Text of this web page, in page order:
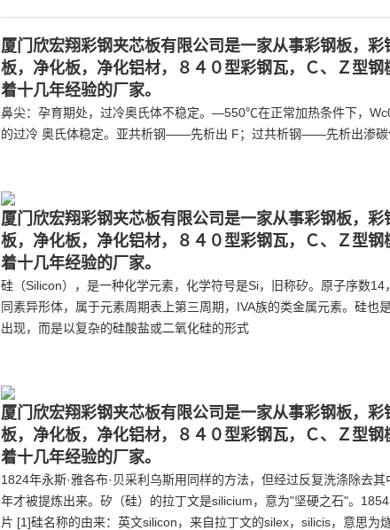
厦门欣宏翔彩钢夹芯板有限公司是一家从事彩钢板，
板，净化板，净化铝材，８４０型彩钢瓦，Ｃ、Ｚ型
着十几年经验的厂家。
鼻尖：孕育期处，过冷奥氏体不稳定。—550℃在正常加热条件下，
的过冷 奥氏体稳定。亚共析钢——先析出 F；过共析钢——先析出渗碳
厦门欣宏翔彩钢夹芯板有限公司是一家从事彩钢板，
板，净化板，净化铝材，８４０型彩钢瓦，Ｃ、Ｚ型
着十几年经验的厂家。
硅（Silicon），是一种化学元素，化学符号是Si，旧称矽。原子序数
同素异形体，属于元素周期表上第三周期，IVA族的类金属元素。硅
出现，而是以复杂的硅酸盐或二氧化硅的形式
厦门欣宏翔彩钢夹芯板有限公司是一家从事彩钢板，
板，净化板，净化铝材，８４０型彩钢瓦，Ｃ、Ｚ型
着十几年经验的厂家。
1824年永斯·雅各布·贝采利乌斯用同样的方法，但经过反复洗涤除去
年才被提炼出来。矽（硅）的拉丁文是silicium，意为"坚硬之石"。
片 [1]硅名称的由来：英文silicon，来自拉丁文的silex，silicis，意思为